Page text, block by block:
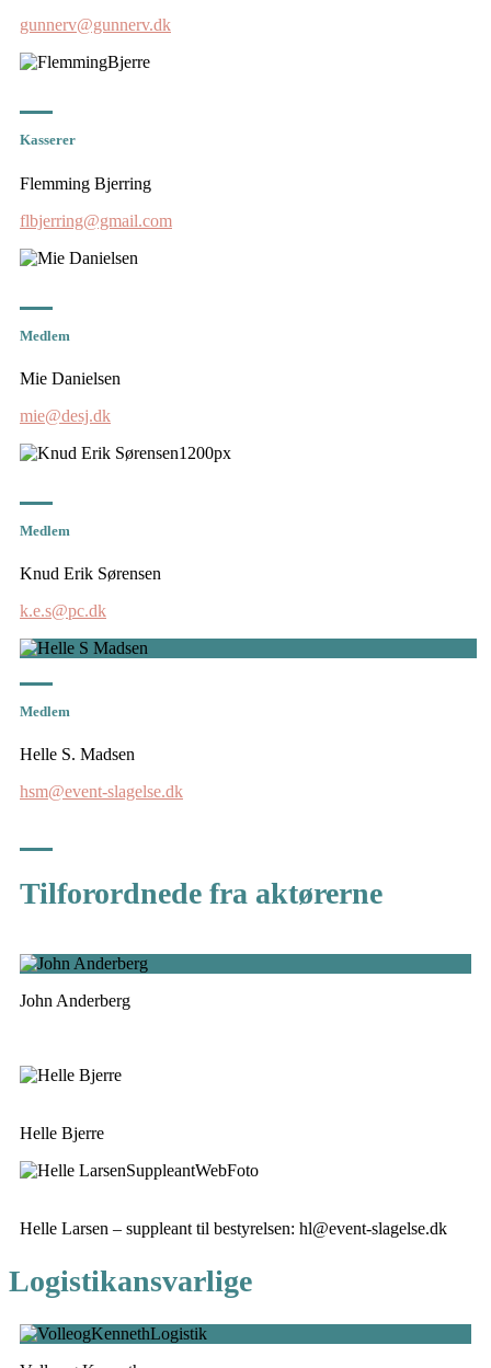
gunnerv@gunnerv.dk
Kasserer
Flemming Bjerring
flbjerring@gmail.com
Medlem
Mie Danielsen
mie@desj.dk
Medlem
Knud Erik Sørensen
k.e.s@pc.dk
Medlem
Helle S. Madsen
hsm@event-slagelse.dk
Tilforordnede fra aktørerne
John Anderberg
Helle Bjerre
Helle Larsen – suppleant til bestyrelsen: hl@event-slagelse.dk
Logistikansvarlige